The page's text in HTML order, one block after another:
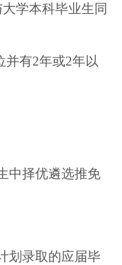
学本科毕业生同
有2年或2年以
择优遴选推免
录取的应届毕